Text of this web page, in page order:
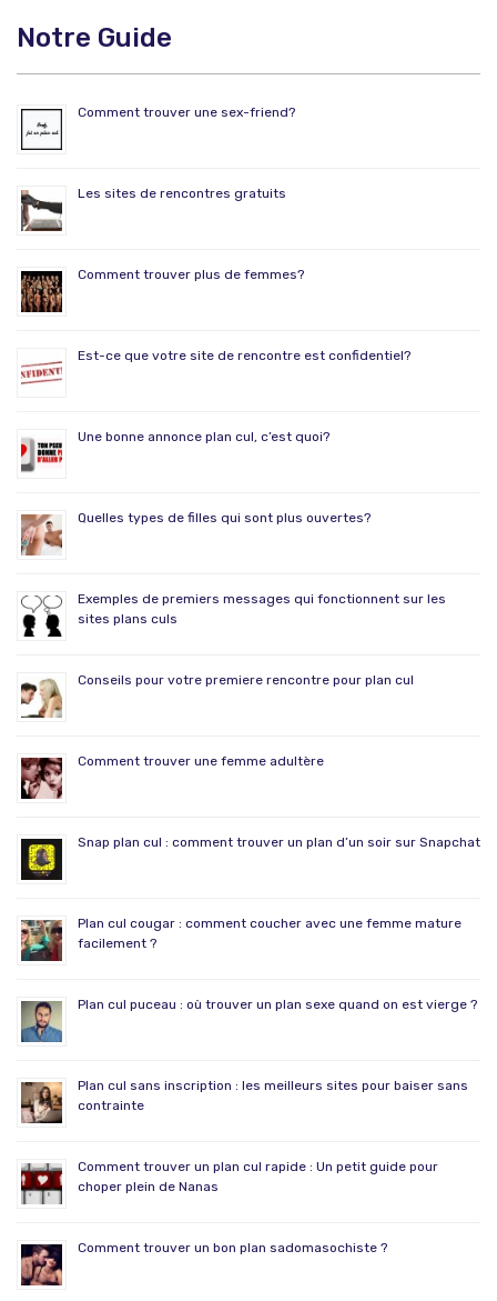
Notre Guide
Comment trouver une sex-friend?
Les sites de rencontres gratuits
Comment trouver plus de femmes?
Est-ce que votre site de rencontre est confidentiel?
Une bonne annonce plan cul, c’est quoi?
Quelles types de filles qui sont plus ouvertes?
Exemples de premiers messages qui fonctionnent sur les
sites plans culs
Conseils pour votre premiere rencontre pour plan cul
Comment trouver une femme adultère
Snap plan cul : comment trouver un plan d’un soir sur Snapchat
Plan cul cougar : comment coucher avec une femme mature
facilement ?
Plan cul puceau : où trouver un plan sexe quand on est vierge ?
Plan cul sans inscription : les meilleurs sites pour baiser sans
contrainte
Comment trouver un plan cul rapide : Un petit guide pour
choper plein de Nanas
Comment trouver un bon plan sadomasochiste ?